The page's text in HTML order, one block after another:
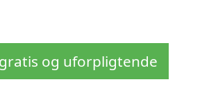
og uforpligtende